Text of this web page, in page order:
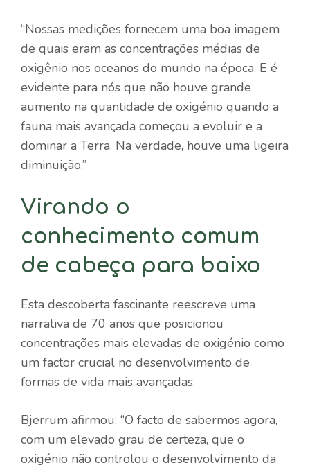
“Nossas medições fornecem uma boa imagem
de quais eram as concentrações médias de
oxigênio nos oceanos do mundo na época. E é
evidente para nós que não houve grande
aumento na quantidade de oxigénio quando a
fauna mais avançada começou a evoluir e a
dominar a Terra. Na verdade, houve uma ligeira
diminuição.”
Virando o
conhecimento comum
de cabeça para baixo
Esta descoberta fascinante reescreve uma
narrativa de 70 anos que posicionou
concentrações mais elevadas de oxigénio como
um factor crucial no desenvolvimento de
formas de vida mais avançadas.
Bjerrum afirmou: “O facto de sabermos agora,
com um elevado grau de certeza, que o
oxigénio não controlou o desenvolvimento da